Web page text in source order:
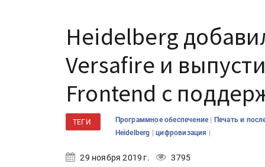
Heidelberg
Versafire и
Frontend с
ТЕГИ Программное обеспечение | Печать и
Heidelberg |цифровизация |
29 ноября 2019 г. 3795